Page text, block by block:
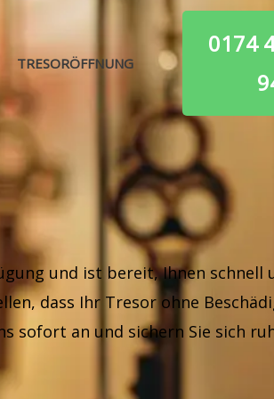
TRESORÖFFNUNG
0174
und ist bereit, Ihnen schnell
dass Ihr Tresor ohne
sofort an und sichern Sie sich